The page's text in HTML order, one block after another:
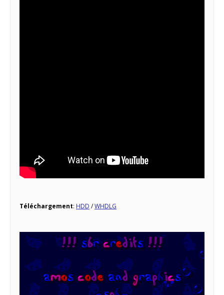
Téléchargement: HDD /WHDLG